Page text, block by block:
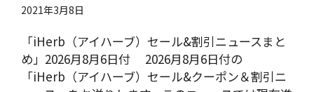
2021年3月8日
「iHerb（アイハーブ）セール&割引ニュースまと
め」2026月8月6日付 2026月8月6日付の
「iHerb（アイハーブ）セール&クーポン＆割引ニ